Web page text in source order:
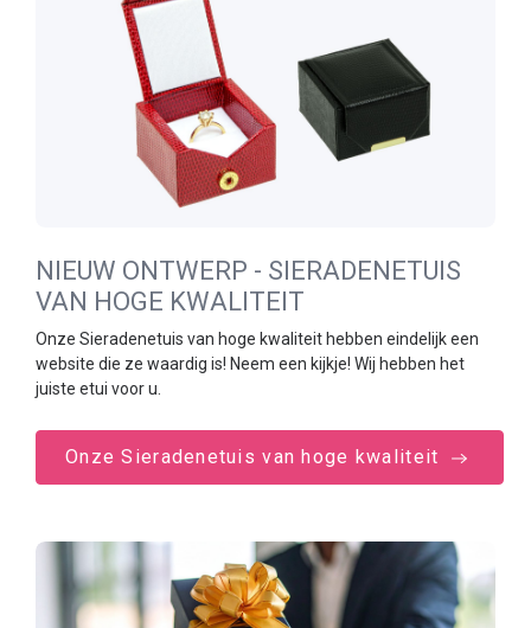
NIEUW ONTWERP - SIERADENETUIS
VAN HOGE KWALITEIT
Onze Sieradenetuis van hoge kwaliteit hebben eindelijk een
website die ze waardig is! Neem een kijkje! Wij hebben het
juiste etui voor u.
Onze Sieradenetuis van hoge kwaliteit